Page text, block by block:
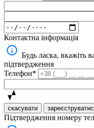
Контактна інформація
Будь ласка, вкажіть
підтвердження
Телефон*
скасувати
Підтвердження номеру